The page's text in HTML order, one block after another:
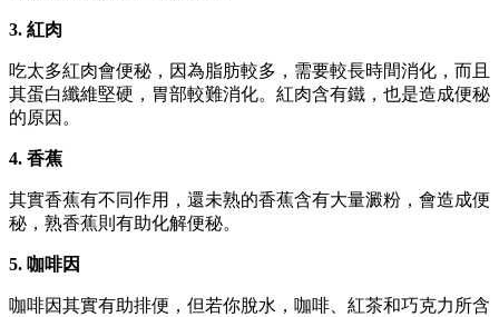
3. 紅肉
吃太多紅肉會便秘，因為脂肪較多，需要較長時間消化，而且
其蛋白纖維堅硬，胃部較難消化。紅肉含有鐵，也是造成便秘
的原因。
4. 香蕉
其實香蕉有不同作用，還未熟的香蕉含有大量澱粉，會造成便
秘，熟香蕉則有助化解便秘。
5. 咖啡因
咖啡因其實有助排便，但若你脫水，咖啡、紅茶和巧克力所含